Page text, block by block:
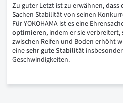
Zu guter Letzt ist zu erwähnen, dass
Sachen Stabilität von seinen
Für YOKOHAMA ist es eine
optimieren, indem er sie
zwischen Reifen und Boden erhöht
einesehrguteStabilität
Geschwindigkeiten.